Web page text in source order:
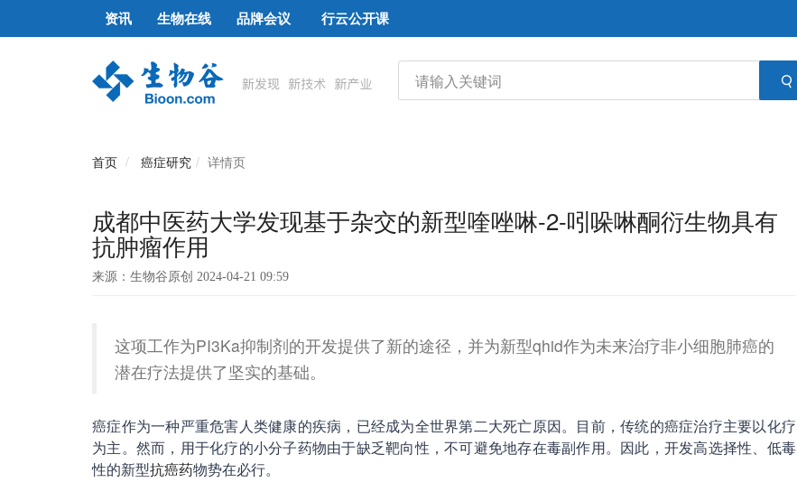
资讯 生物在线 品牌会议 行云公开课
首页 癌症研究 详情页
成都中医药大学发现基于杂交的新型喹唑啉-2-吲哚啉酮衍生物具有
抗肿瘤作用
来源：生物谷原创 2024-04-21 09:59
这项工作为PI3Ka抑制剂的开发提供了新的途径，并为新型qhid作为未来治疗非小细胞肺癌的
潜在疗法提供了坚实的基础。
癌症作为一种严重危害人类健康的疾病，已经成为全世界第二大死亡原因。目前，传统的癌症治疗主要以化疗
为主。然而，用于化疗的小分子药物由于缺乏靶向性，不可避免地存在毒副作用。因此，开发高选择性、低毒
性的新型抗癌药物势在必行。